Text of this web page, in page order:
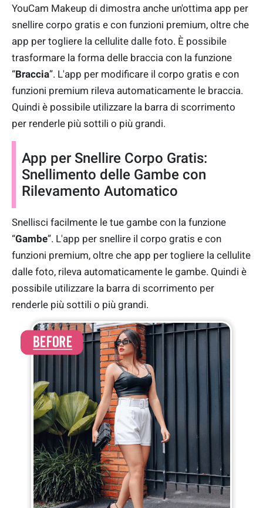
YouCam Makeup di dimostra anche un'ottima app per
snellire corpo gratis e con funzioni premium, oltre che
app per togliere la cellulite dalle foto. È possibile
trasformare la forma delle braccia con la funzione
“Braccia”. L'app per modificare il corpo gratis e con
funzioni premium rileva automaticamente le braccia.
Quindi è possibile utilizzare la barra di scorrimento
per renderle più sottili o più grandi.
App per Snellire Corpo Gratis:
Snellimento delle Gambe con
Rilevamento Automatico
Snellisci facilmente le tue gambe con la funzione
“Gambe”. L'app per snellire il corpo gratis e con
funzioni premium, oltre che app per togliere la cellulite
dalle foto, rileva automaticamente le gambe. Quindi è
possibile utilizzare la barra di scorrimento per
renderle più sottili o più grandi.